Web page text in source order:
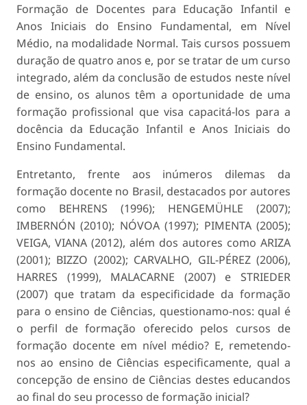
Formação de Docentes para Educação Infantil e
Anos Iniciais do Ensino Fundamental, em Nível
Médio, na modalidade Normal. Tais cursos possuem
duração de quatro anos e, por se tratar de um curso
integrado, além da conclusão de estudos neste nível
de ensino, os alunos têm a oportunidade de uma
formação profissional que visa capacitá-los para a
docência da Educação Infantil e Anos Iniciais do
Ensino Fundamental.
Entretanto, frente aos inúmeros dilemas da
formação docente no Brasil, destacados por autores
como BEHRENS (1996); HENGEMÜHLE (2007);
IMBERNÓN (2010); NÓVOA (1997); PIMENTA (2005);
VEIGA, VIANA (2012), além dos autores como ARIZA
(2001); BIZZO (2002); CARVALHO, GIL-PÉREZ (2006),
HARRES (1999), MALACARNE (2007) e STRIEDER
(2007) que tratam da especificidade da formação
para o ensino de Ciências, questionamo-nos: qual é
o perfil de formação oferecido pelos cursos de
formação docente em nível médio? E, remetendo-
nos ao ensino de Ciências especificamente, qual a
concepção de ensino de Ciências destes educandos
ao final do seu processo de formação inicial?